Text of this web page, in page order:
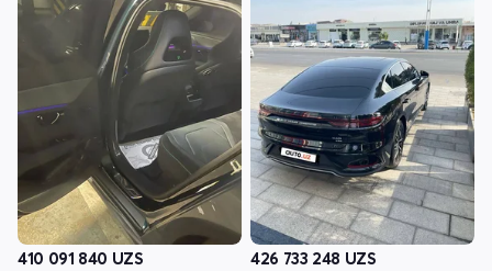
410 091 840 UZS
426 733 248 UZS